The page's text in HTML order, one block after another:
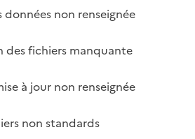
non renseignée
fichiers manquante
à jour non renseignée
non standards